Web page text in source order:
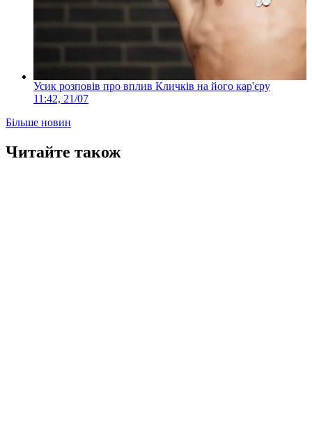
Усик розповів про вплив Кличків на його кар'єру
11:42, 21/07
Більше новин
Читайте також